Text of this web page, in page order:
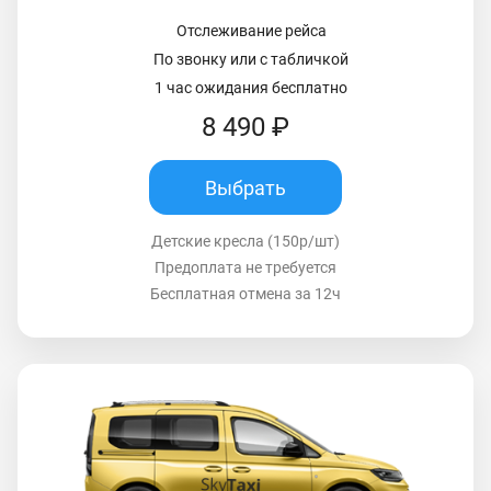
Отслеживание рейса
По звонку или с табличкой
1 час ожидания бесплатно
8 490 ₽
Выбрать
Детские кресла (150р/шт)
Предоплата не требуется
Бесплатная отмена за 12ч